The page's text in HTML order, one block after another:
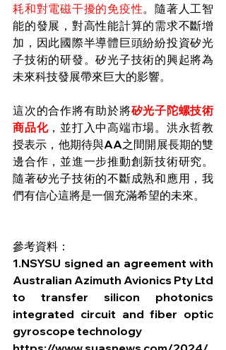
耗和對電磁干擾的免疫性。隨著人工智
能的發展，對高性能計算的需求不斷增
加，因此國際半導體巨頭紛紛投資矽光
子技術的研發。矽光子技術的興起將為
未來科技發展帶來巨大的影響。
這次的合作將有助於將矽光子陀螺技術
商品化，並打入中高端市場。洪永哲教
授表示，他期待與AA之間開展長期的雙
邊合作，並進一步推動創新技術研究。
隨著矽光子技術的不斷成熟和應用，我
們有信心這將是一個充滿希望的未來。
參考資料：
1.NSYSU signed an agreement with
Australian Azimuth Avionics Pty Ltd
to transfer silicon photonics
integrated circuit and fiber optic
gyroscope technology